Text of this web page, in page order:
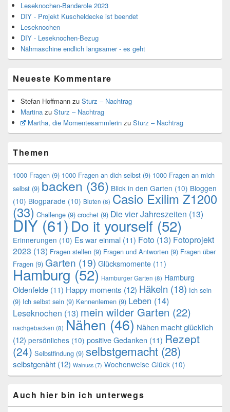
Leseknochen-Banderole 2023
DIY - Projekt Kuscheldecke ist beendet
Leseknochen
DIY - Leseknochen-Bezug
Nähmaschine endlich langsamer - es geht
Neueste Kommentare
Stefan Hoffmann zu Sturz – Nachtrag
Martina zu Sturz – Nachtrag
Martha, die Momentesammlerinzu Sturz – Nachtrag
Themen
1000 Fragen (9) 1000 Fragen an dich selbst (9) 1000 Fragen an mich
selbst (9) backen (36) Blick in den Garten (10) Bloggen
(10) Blogparade (10) Blüten (8) Casio Exilim Z1200
(33) Challenge (9) crochet (9) Die vier Jahreszeiten (13)
DIY (61)Do it yourself (52)
Erinnerungen (10) Es war einmal (11) Foto (13) Fotoprojekt
2023 (13) Fragen stellen (9) Fragen und Antworten (9) Fragen über
Fragen (9) Garten (19) Glücksmomente (11)
Hamburg (52) Hamburger Garten (8) Hamburg
Oldenfelde (11) Happy moments (12) Häkeln (18) Ich sein
(9) Ich selbst sein (9) Kennenlernen (9) Leben (14)
Leseknochen (13) mein wilder Garten (22)
nachgebacken (8) Nähen (46) Nähen macht glücklich
(12) persönliches (10) positive Gedanken (11) Rezept
(24) Selbstfindung (9) selbstgemacht (28)
selbstgenäht (12) Walnuss (7) Wochenweise Glück (10)
Auch hier bin ich unterwegs